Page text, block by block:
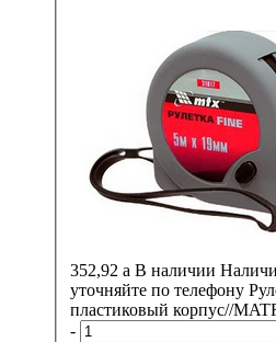
352,92 a В наличии
уточняйте по телефону
пластиковый корпус//
-